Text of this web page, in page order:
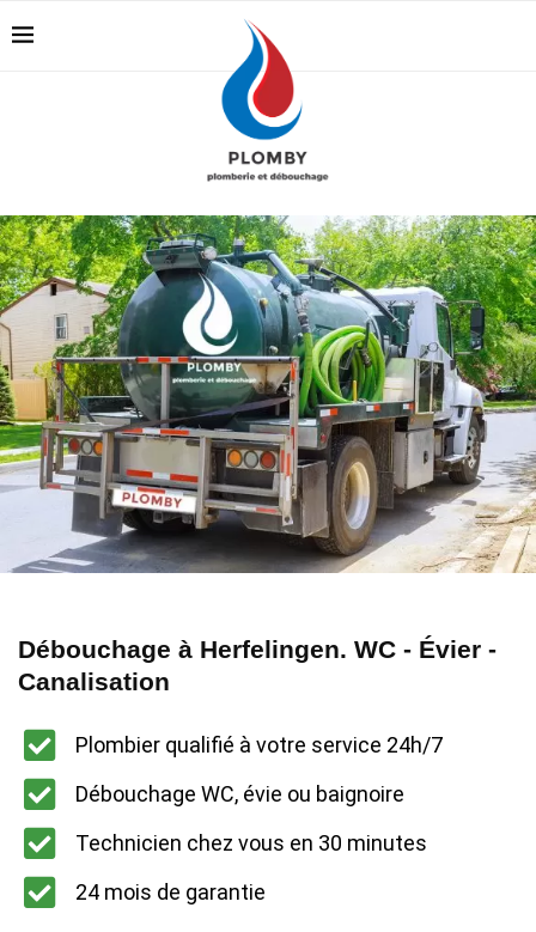
Débouchage à Herfelingen. WC - Évier -
Canalisation
Plombier qualifié à votre service 24h/7
Débouchage WC, évie ou baignoire
Technicien chez vous en 30 minutes
24 mois de garantie